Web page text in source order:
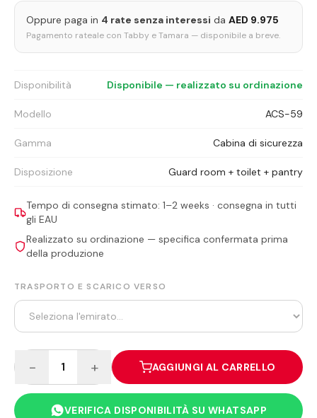
Italiano Ελληνικά
PREVENTIVO
Oppure paga in 4 rate senza interessi da AED 9.975
Pagamento rateale con Tabby e Tamara — disponibile a breve.
Disponibilità Disponibile — realizzato su ordinazione
Modello ACS-59
Gamma Cabina di sicurezza
Disposizione Guard room + toilet + pantry
Tempo di consegna stimato: 1–2 weeks · consegna in tutti
gli EAU
Realizzato su ordinazione — specifica confermata prima
della produzione
TRASPORTO E SCARICO VERSO
− 1 + AGGIUNGI AL CARRELLO
VERIFICA DISPONIBILITÀ SU WHATSAPP